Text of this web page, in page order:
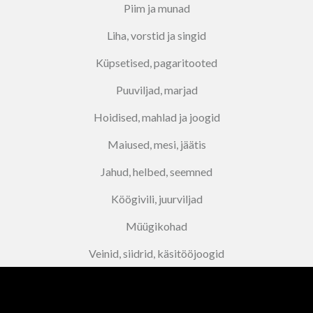
Piim ja munad
Liha, vorstid ja singid
Küpsetised, pagaritooted
Puuviljad, marjad
Hoidised, mahlad ja joogid
Maiused, mesi, jäätis
Jahud, helbed, seemned
Köögivili, juurviljad
Müügikohad
Veinid, siidrid, käsitööjoogid